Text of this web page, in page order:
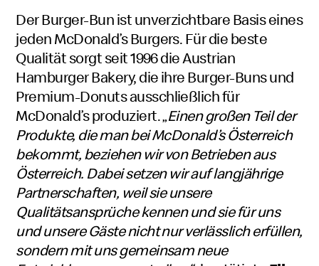
Der Burger-Bun ist unverzichtbare Basis eines
jeden McDonald’s Burgers. Für die beste
Qualität sorgt seit 1996 die Austrian
Hamburger Bakery, die ihre Burger-Buns und
Premium-Donuts ausschließlich für
McDonald’s produziert. „Einen großen Teil der
Produkte, die man bei McDonald’s Österreich
bekommt, beziehen wir von Betrieben aus
Österreich. Dabei setzen wir auf langjährige
Partnerschaften, weil sie unsere
Qualitätsansprüche kennen und sie für uns
und unsere Gäste nicht nur verlässlich erfüllen,
sondern mit uns gemeinsam neue